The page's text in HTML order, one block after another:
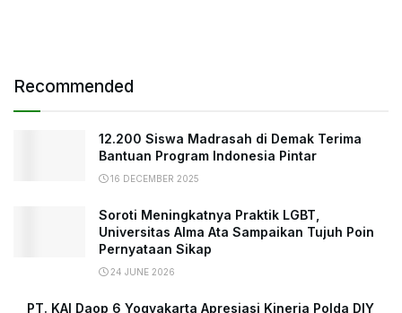
Recommended
12.200 Siswa Madrasah di Demak Terima
Bantuan Program Indonesia Pintar
16 DECEMBER 2025
Soroti Meningkatnya Praktik LGBT,
Universitas Alma Ata Sampaikan Tujuh Poin
Pernyataan Sikap
24 JUNE 2026
PT. KAI Daop 6 Yogyakarta Apresiasi Kinerja Polda DIY